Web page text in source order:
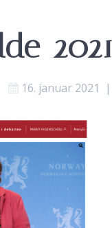
16. januar 2021